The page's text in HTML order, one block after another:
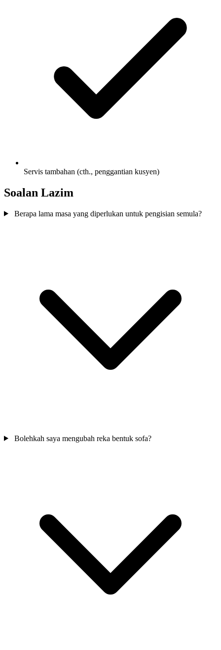
Servis tambahan (cth., penggantian kusyen)
Soalan Lazim
Berapa lama masa yang diperlukan untuk pengisian semula?
Bolehkah saya mengubah reka bentuk sofa?